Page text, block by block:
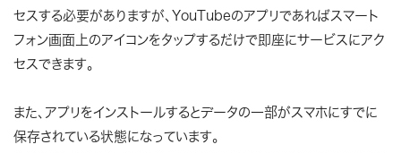
セスする必要がありますが、YouTubeのアプリであればスマート
フォン画面上のアイコンをタップするだけで即座にサービスにアク
セスできます。
また、アプリをインストールするとデータの一部がスマホにすでに
保存されている状態になっています。